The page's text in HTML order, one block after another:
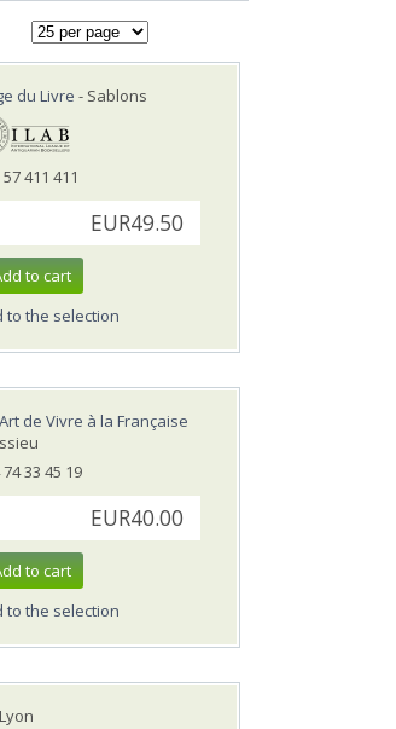
du Livre - Sablons
411 411
EUR49.50
to cart
to the selection
de Vivre à la Française
33 45 19
EUR40.00
to cart
to the selection